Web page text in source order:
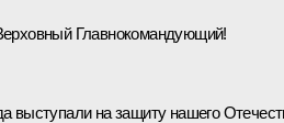
Главнокомандующий!
выступали на защиту нашего